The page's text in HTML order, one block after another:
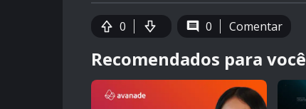
0 0 Comentar
Recomendados para você